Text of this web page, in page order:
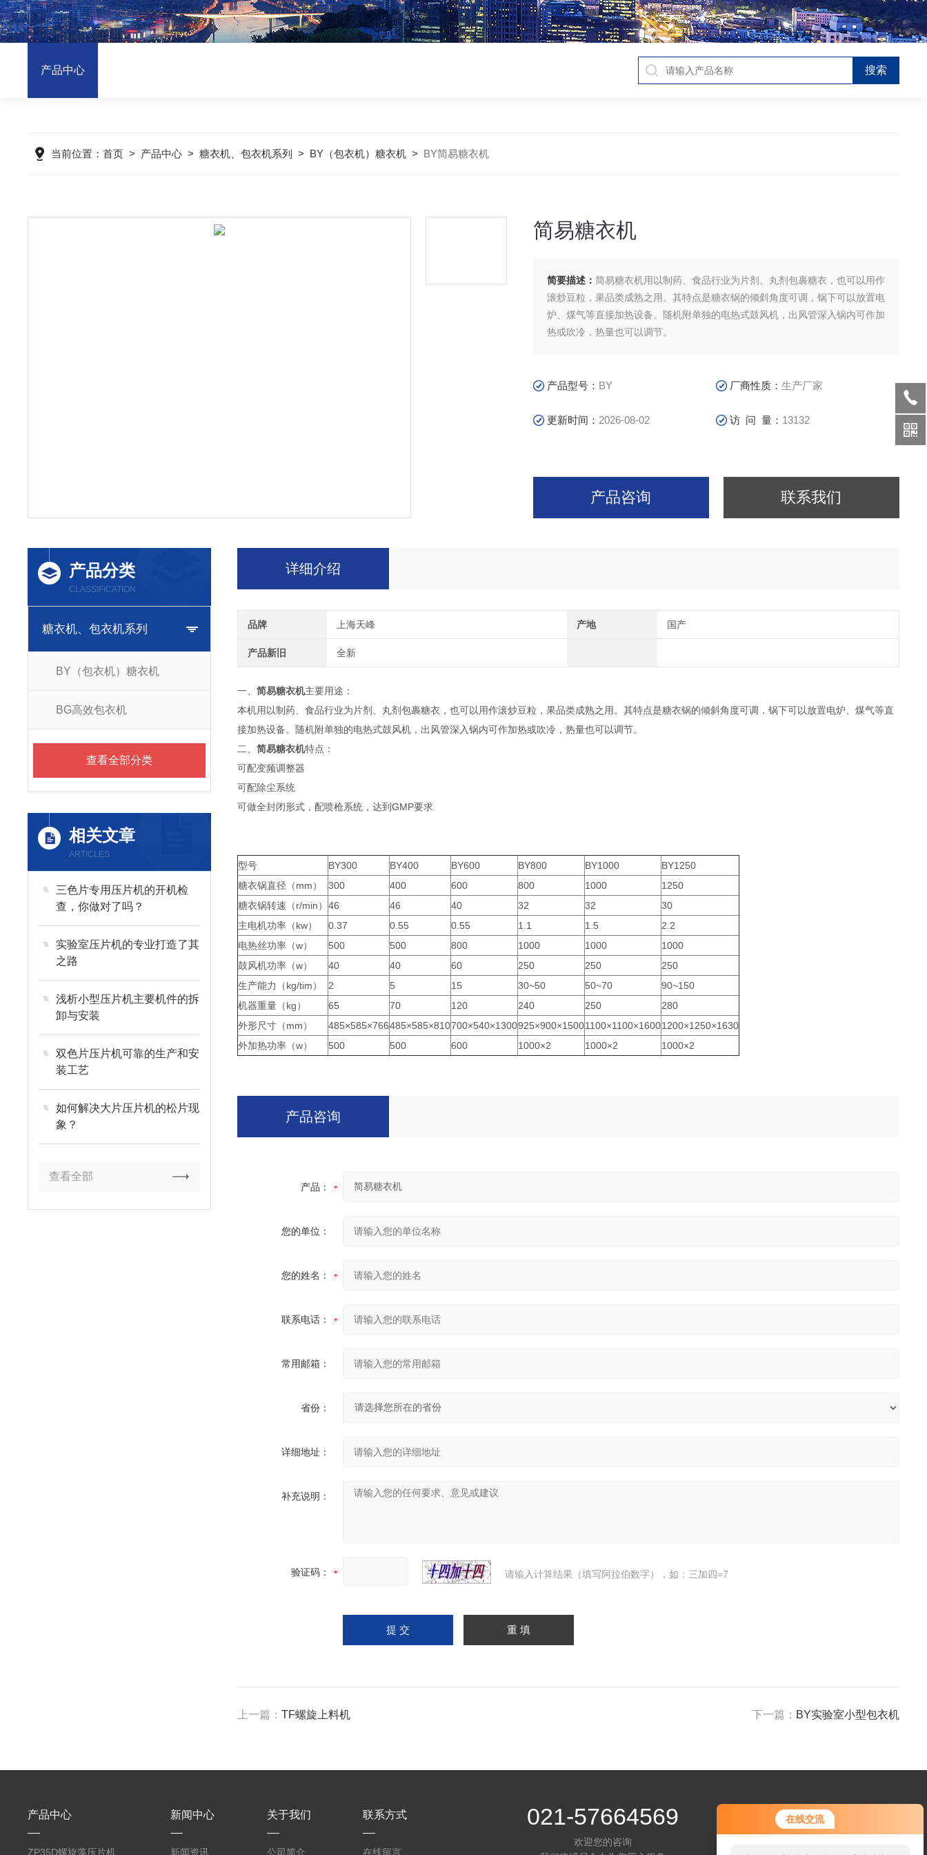
在线交流
产品中心
当前位置：首页 > 产品中心 >糖衣机、包衣机系列 > BY（包衣机）糖衣机 > BY简易糖衣机
简易糖衣机
简要描述：简易糖衣机用以制药、食品行业为片剂、丸剂包裹糖衣，也可以用作
滚炒豆粒，果品类成熟之用。其特点是糖衣锅的倾斜角度可调，锅下可以放置电
炉、煤气等直接加热设备。随机附单独的电热式鼓风机，出风管深入锅内可作加
热或吹冷，热量也可以调节。
产品型号： BY 厂商性质：生产厂家
更新时间： 2026-08-02 访 问 量： 13132
产品咨询 联系我们
产品分类
CLASSIFICATION
糖衣机、包衣机系列
BY（包衣机）糖衣机
BG高效包衣机
查看全部分类
相关文章
ARTICLES
三色片专用压片机的开机检
查，你做对了吗？
实验室压片机的专业打造了其
之路
浅析小型压片机主要机件的拆
卸与安装
双色片压片机可靠的生产和安
装工艺
如何解决大片压片机的松片现
象？
查看全部
详细介绍
品牌 上海天峰 产地 国产
产品新旧 全新
一、 简易糖衣机主要用途：
本机用以制药、食品行业为片剂、丸剂包裹糖衣，也可以用作滚炒豆粒，果品类成熟之用。其特点是糖衣锅的倾斜角度可调，锅下可以放置电炉、煤气等直
接加热设备。随机附单独的电热式鼓风机，出风管深入锅内可作加热或吹冷，热量也可以调节。
二、 简易糖衣机特点：
可配变频调整器
可配除尘系统
可做全封闭形式，配喷枪系统，达到GMP要求
型号 BY300 BY400 BY600 BY800 BY1000
BY1250
糖衣锅直径（mm）
300 400 600 800 1000
1250
糖衣锅转速（r/min） 46 46 40 32 32
30
主电机功率（kw）
0.37 0.55 0.55 1.1 1.5
2.2
电热丝功率（w）
500 500 800 1000 1000
1000
鼓风机功率（w）
40 40 60 250 250
250
生产能力（kg/tim）
2 5 15 30~50 50~70
90~150
机器重量（kg）
65 70 120 240 250
280
外形尺寸（mm）
485×585×766485×585×810700×540×1300925×900×15001100×1100×16001200×1250×1630
外加热功率（w）
500 500 600 1000×2 1000×2 1000×2
产品咨询
产品：
您的单位：
您的姓名：
联系电话：
常用邮箱：
省份：
详细地址：
补充说明：
验证码： 请输入计算结果（填写阿拉伯数字），如：三加四=7
上一篇： TF螺旋上料机 下一篇： BY实验室小型包衣机
产品中心
ZP35D螺旋藻压片机
新闻中心
新闻资讯
关于我们
公司简介
联系方式
在线留言
021-57664569
欢迎您的咨询